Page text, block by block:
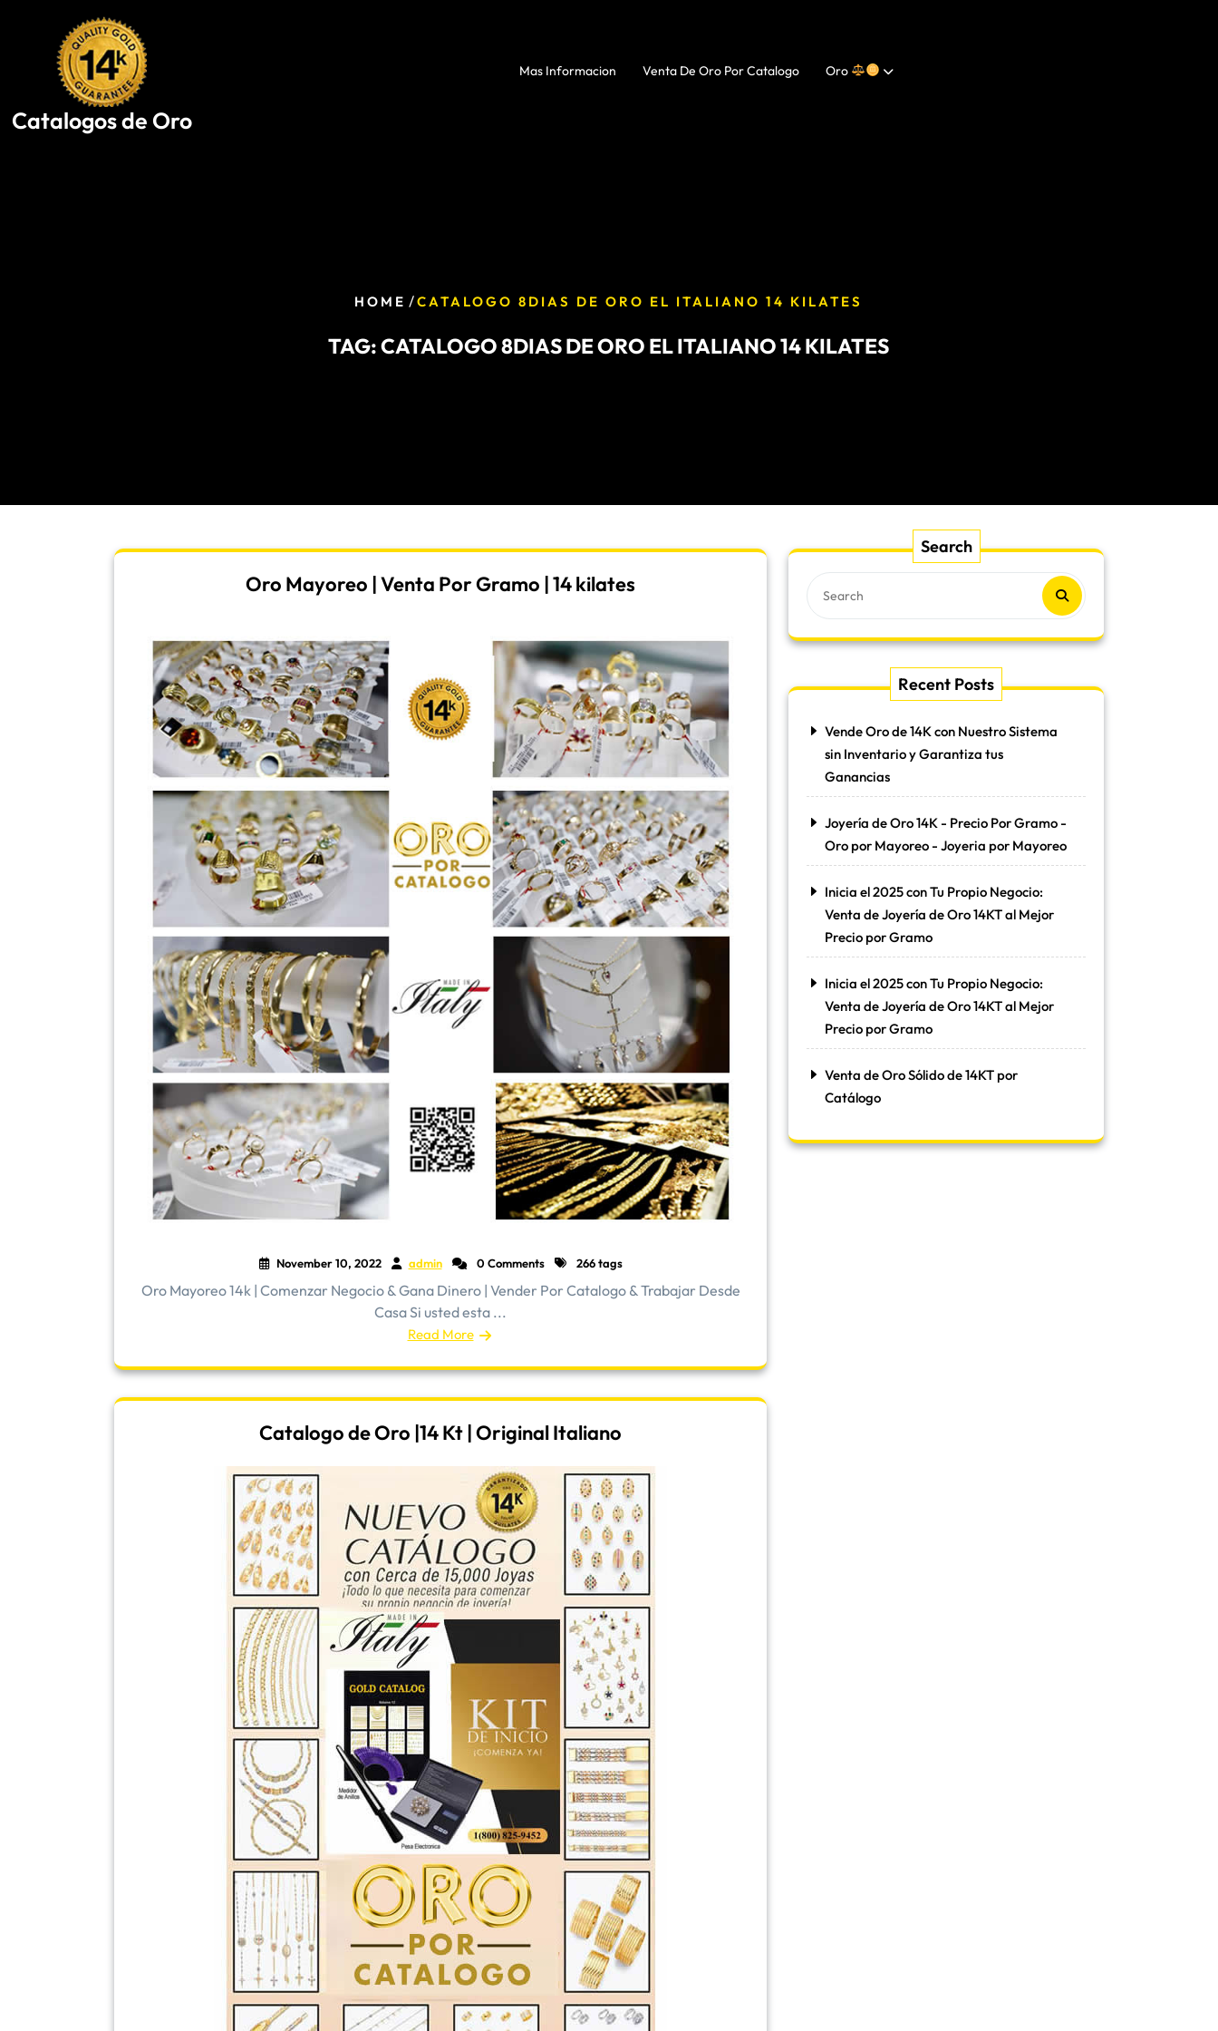
Catalogos de Oro
Mas Informacion Venta De Oro Por Catalogo Oro
HOME /CATALOGO 8DIAS DE ORO EL ITALIANO 14 KILATES
TAG:CATALOGO 8DIAS DE ORO EL ITALIANO 14 KILATES
Oro Mayoreo | Venta Por Gramo | 14 kilates
November 10, 2022 admin 0 Comments 266 tags
Oro Mayoreo 14k | Comenzar Negocio & Gana Dinero | Vender Por Catalogo & Trabajar Desde
Casa Si usted esta ...
Read More
Catalogo de Oro |14 Kt | Original Italiano
Search
Recent Posts
Vende Oro de 14K con Nuestro Sistema
sin Inventario y Garantiza tus
Ganancias
Joyería de Oro 14K - Precio Por Gramo -
Oro por Mayoreo - Joyeria por Mayoreo
Inicia el 2025 con Tu Propio Negocio:
Venta de Joyería de Oro 14KT al Mejor
Precio por Gramo
Inicia el 2025 con Tu Propio Negocio:
Venta de Joyería de Oro 14KT al Mejor
Precio por Gramo
Venta de Oro Sólido de 14KT por
Catálogo